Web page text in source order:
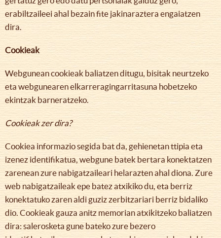
erabiltzaileei ahal bezain fite jakinaraztera engaiatzen
dira.
Cookieak
Webgunean cookieak baliatzen ditugu, bisitak neurtzeko
eta webgunearen elkarreragingarritasuna hobetzeko
ekintzak barneratzeko.
Cookieak zer dira?
Cookiea informazio segida bat da, gehienetan ttipia eta
izenez identifikatua, webgune batek bertara konektatzen
zarenean zure nabigatzaileari helarazten ahal diona. Zure
web nabigatzaileak epe batez atxikiko du, eta berriz
konektatuko zaren aldi guziz zerbitzariari berriz bidaliko
dio. Cookieak gauza anitz memorian atxikitzeko baliatzen
dira: salerosketa gune bateko zure bezero